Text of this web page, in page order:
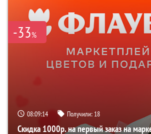
-33%
08:09:13 Получили: 18
Скидка 1000р. на первый заказ на